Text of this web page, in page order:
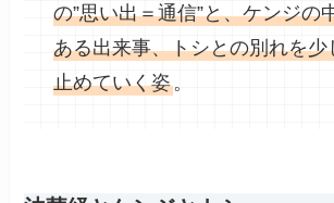
の”思い出＝通信”と、ケンジの
ある出来事、トシとの別れを少
止めていく姿。